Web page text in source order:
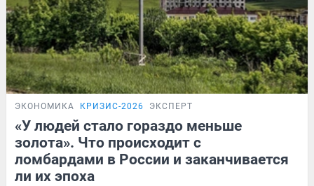
ЭКОНОМИКА КРИЗИС-2026 ЭКСПЕРТ
«У людей стало гораздо меньше
золота». Что происходит с
ломбардами в России и заканчивается
ли их эпоха